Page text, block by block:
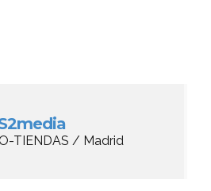
TIENDAS / Madrid